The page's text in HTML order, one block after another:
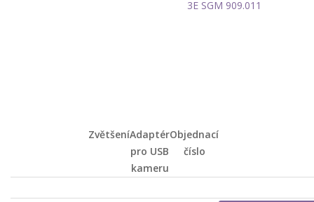
ZvětšeníAdaptér
pro USB
kameru
Objednací
číslo